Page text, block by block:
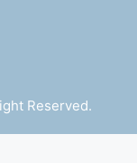
Reserved.